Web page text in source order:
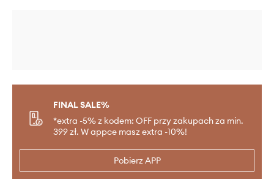
FINAL SALE%
*extra -5% z kodem: OFF przy zakupach za min.
399 zł. W appce masz extra -10%!
Pobierz APP